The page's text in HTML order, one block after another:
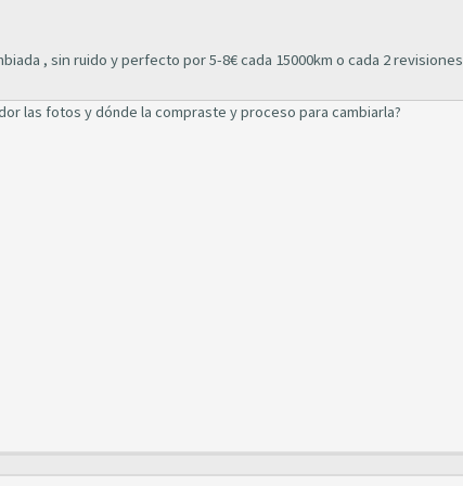
, sin ruido y perfecto por 5-8€ cada 15000km o cada 2 revisiones
las fotos y dónde la compraste y proceso para cambiarla?